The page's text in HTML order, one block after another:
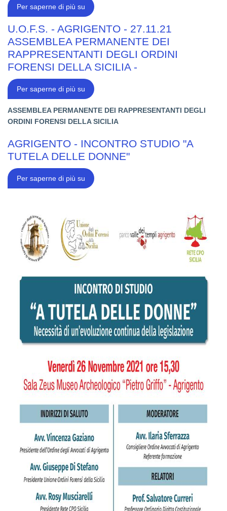
Per saperne di più su C.N.F.
VADEMECUM
PER
ACCESSO
AI
CORSI
SELF
LEARNING
ACCREDITATI
C.N.F.
U.O.F.S. - AGRIGENTO - 27.11.21
ASSEMBLEA PERMANENTE DEI
RAPPRESENTANTI DEGLI ORDINI
FORENSI DELLA SICILIA -
Per saperne di più su U.O.F.S.
AGRIGENTO
-
27.11.21
ASSEMBLEA
RAPPRESENTANTI
ORDINI
DELLA
SICILIA
-
ASSEMBLEA PERMANENTE DEI RAPPRESENTANTI DEGLI
ORDINI FORENSI DELLASICILIA
AGRIGENTO - INCONTRO STUDIO "A
TUTELA DELLE DONNE"
Per saperne di più su AGRIGENTO
INCONTRO
DONNE"